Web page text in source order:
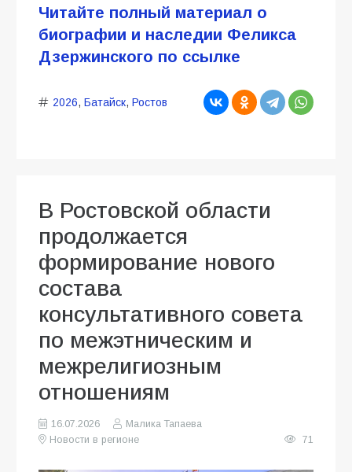
Читайте полный материал о
биографии и наследии Феликса
Дзержинского по ссылке
2026, Батайск, Ростов
В Ростовской области
продолжается
формирование нового
состава
консультативного совета
по межэтническим и
межрелигиозным
отношениям
16.07.2026
Малика Тапаева
Новости в регионе
71